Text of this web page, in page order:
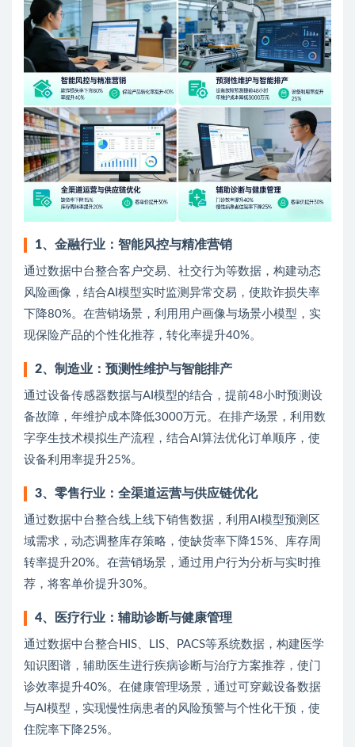
1、 金融行业：智能风控与精准营销
通过数据中台整合客户交易、社交行为等数据，构建动态
风险画像，结合AI模型实时监测异常交易，使欺诈损失率
下降80%。在营销场景，利用用户画像与场景小模型，实
现保险产品的个性化推荐，转化率提升40%。
2、 制造业：预测性维护与智能排产
通过设备传感器数据与AI模型的结合，提前48小时预测设
备故障，年维护成本降低3000万元。在排产场景，利用数
字孪生技术模拟生产流程，结合AI算法优化订单顺序，使
设备利用率提升25%。
3、 零售行业：全渠道运营与供应链优化
通过数据中台整合线上线下销售数据，利用AI模型预测区
域需求，动态调整库存策略，使缺货率下降15%、库存周
转率提升20%。在营销场景，通过用户行为分析与实时推
荐，将客单价提升30%。
4、 医疗行业：辅助诊断与健康管理
通过数据中台整合HIS、LIS、PACS等系统数据，构建医学
知识图谱，辅助医生进行疾病诊断与治疗方案推荐，使门
诊效率提升40%。在健康管理场景，通过可穿戴设备数据
与AI模型，实现慢性病患者的风险预警与个性化干预，使
住院率下降25%。